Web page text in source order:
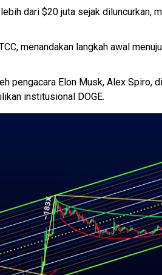
dari $20 juta sejak diluncurkan,
menandakan langkah awal
pengacara Elon Musk, Alex Spiro,
institusional DOGE.